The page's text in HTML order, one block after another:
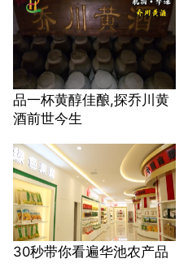
品一杯黄醇佳酿,探乔川黄
酒前世今生
30秒带你看遍华池农产品